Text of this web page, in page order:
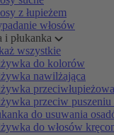
z łupieżem
włosów
płukanka
wszystkie
do kolorów
nawilżająca
przeciwłupieżowa
przeciw puszeniu
do usuwania
do włosów